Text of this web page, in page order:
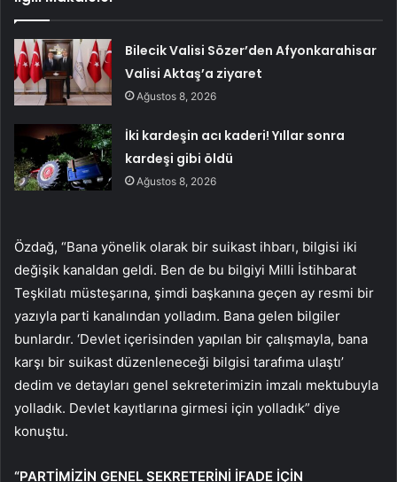
Bilecik Valisi Sözer’den Afyonkarahisar
Valisi Aktaş’a ziyaret
Ağustos 8, 2026
İki kardeşin acı kaderi! Yıllar sonra
kardeşi gibi öldü
Ağustos 8, 2026
Özdağ, “Bana yönelik olarak bir suikast ihbarı, bilgisi iki
değişik kanaldan geldi. Ben de bu bilgiyi Milli İstihbarat
Teşkilatı müsteşarına, şimdi başkanına geçen ay resmi bir
yazıyla parti kanalından yolladım. Bana gelen bilgiler
bunlardır. ‘Devlet içerisinden yapılan bir çalışmayla, bana
karşı bir suikast düzenleneceği bilgisi tarafıma ulaştı’
dedim ve detayları genel sekreterimizin imzalı mektubuyla
yolladık. Devlet kayıtlarına girmesi için yolladık” diye
konuştu.
“PARTİMİZİN GENEL SEKRETERİNİ İFADE İÇİN